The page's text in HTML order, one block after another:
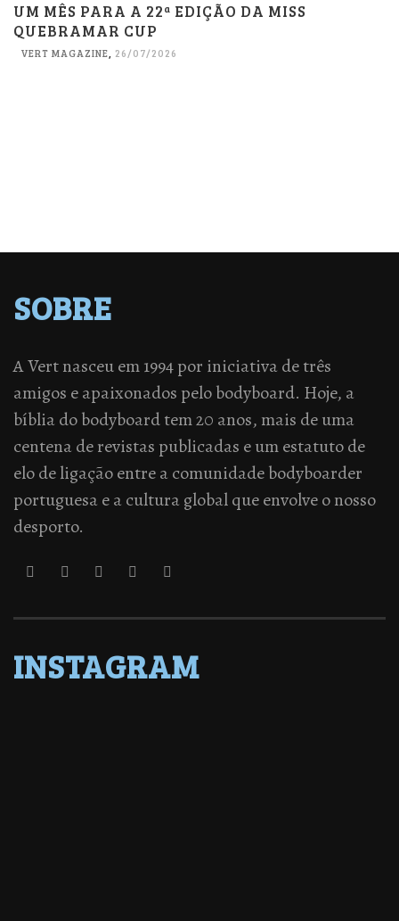
UM MÊS PARA A 22ª EDIÇÃO DA MISS
QUEBRAMAR CUP
VERT MAGAZINE, 26/07/2026
SOBRE
A Vert nasceu em 1994 por iniciativa de três
amigos e apaixonados pelo bodyboard. Hoje, a
bíblia do bodyboard tem 20 anos, mais de uma
centena de revistas publicadas e um estatuto de
elo de ligação entre a comunidade bodyboarder
portuguesa e a cultura global que envolve o nosso
desporto.
INSTAGRAM